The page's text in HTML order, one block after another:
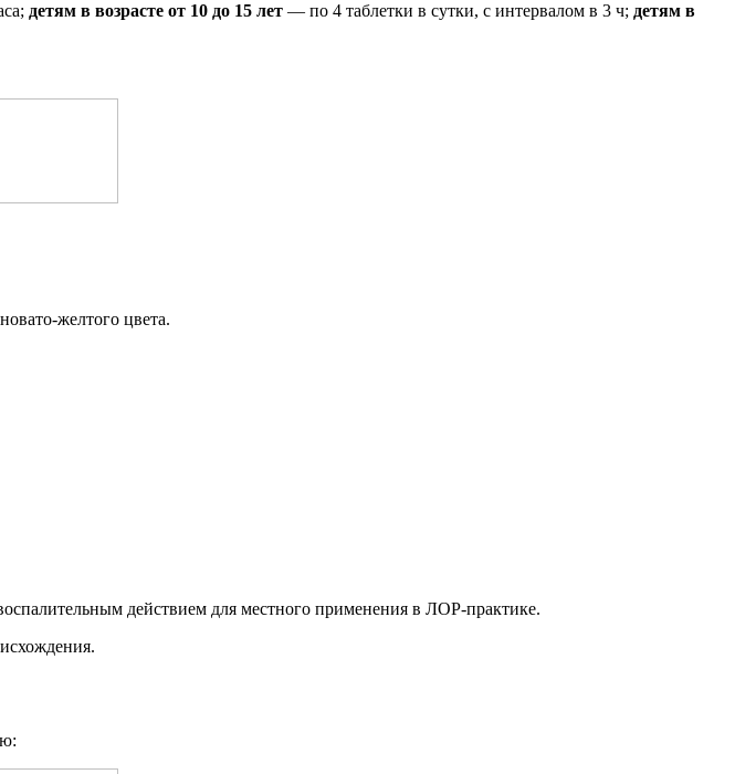
детям в возрасте от 10 до 15 лет — по 4 таблетки в сутки, с интервалом в 3 ч; детям в
желтого цвета.
действием для местного применения в ЛОР-практике.